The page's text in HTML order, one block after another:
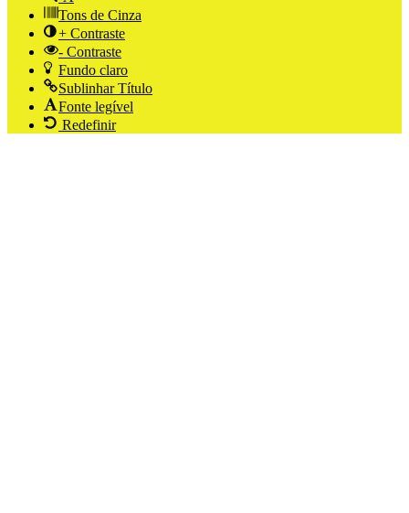
Tons de Cinza
+ Contraste
- Contraste
Fundo claro
Sublinhar Título
Fonte legível
Redefinir